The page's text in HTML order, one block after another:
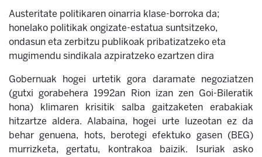
Austeritate politikaren oinarria klase-borroka da;
honelako politikak ongizate-estatua suntsitzeko,
ondasun eta zerbitzu publikoak pribatizatzeko eta
mugimendu sindikala azpiratzeko ezartzen dira
Gobernuak hogei urtetik gora daramate negoziatzen
(gutxi gorabehera 1992an Rion izan zen Goi-Bileratik
hona) klimaren krisitik salba gaitzaketen erabakiak
hitzartze aldera. Alabaina, hogei urte luzeotan ez da
behar genuena, hots, berotegi efektuko gasen (BEG)
murrizketa, gertatu, kontrakoa baizik. Isuriak asko